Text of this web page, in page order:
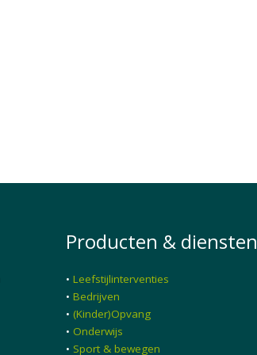
Producten & diensten
• Leefstijlinterventies
• Bedrijven
• (Kinder)Opvang
• Onderwijs
• Sport & bewegen